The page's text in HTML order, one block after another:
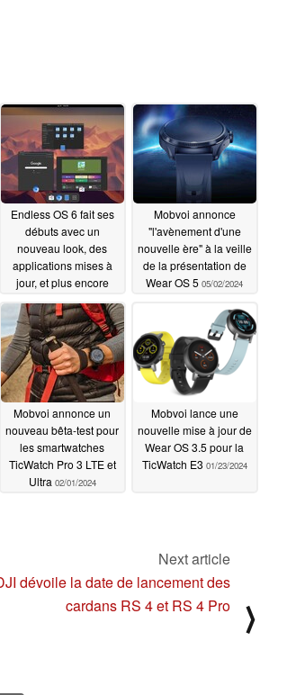
Endless OS 6 fait ses
débuts avec un
nouveau look, des
applications mises à
jour, et plus encore
05/16/2024
Mobvoi annonce
"l'avènement d'une
nouvelle ère" à la veille
de la présentation de
Wear OS 5 05/02/2024
Mobvoi annonce un
nouveau bêta-test pour
les smartwatches
TicWatch Pro 3 LTE et
Ultra 02/01/2024
Mobvoi lance une
nouvelle mise à jour de
Wear OS 3.5 pour la
TicWatch E3 01/23/2024
Next article
dévoile la date de lancement des
cardans RS 4 et RS 4 Pro
⟩